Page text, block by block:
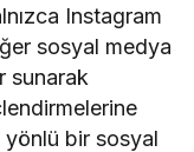
Instagram
sosyal medya
sunarak
yönlü bir sosyal